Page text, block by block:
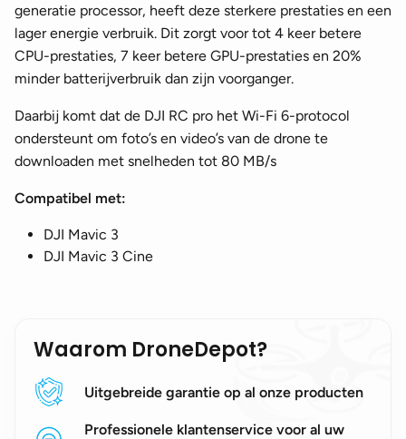
generatie processor, heeft deze sterkere prestaties en een
lager energie verbruik. Dit zorgt voor tot 4 keer betere
CPU-prestaties, 7 keer betere GPU-prestaties en 20%
minder batterijverbruik dan zijn voorganger.
Daarbij komt dat de DJI RC pro het Wi-Fi 6-protocol
ondersteunt om foto’s en video’s van de drone te
downloaden met snelheden tot 80 MB/s
Compatibel met:
DJI Mavic 3
DJI Mavic 3 Cine
Waarom DroneDepot?
Uitgebreide garantie op al onze producten
Professionele klantenservice voor al uw